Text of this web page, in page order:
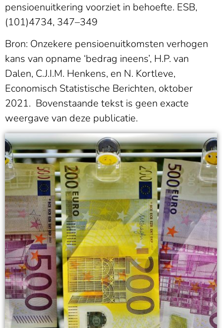
pensioenuitkering voorziet in behoefte. ESB,
(101)4734, 347–349
Bron: Onzekere pensioenuitkomsten verhogen
kans van opname ‘bedrag ineens’, H.P. van
Dalen, C.J.I.M. Henkens, en N. Kortleve,
Economisch Statistische Berichten, oktober
2021. Bovenstaande tekst is geen exacte
weergave van deze publicatie.